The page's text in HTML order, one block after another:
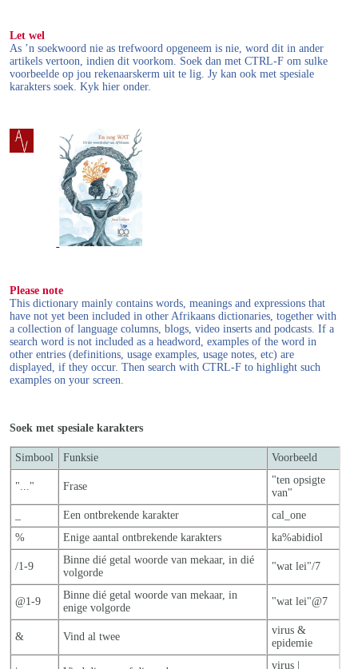
Let wel
As ’n soekwoord nie as trefwoord opgeneem is nie, word dit in ander
artikels vertoon, indien dit voorkom. Soek dan met CTRL-F om sulke
voorbeelde op jou rekenaarskerm uit te lig. Jy kan ook met spesiale
karakters soek. Kyk hier onder.
Please note
This dictionary mainly contains words, meanings and expressions that
have not yet been included in other Afrikaans dictionaries, together with
a collection of language columns, blogs, video inserts and podcasts. If a
search word is not included as a headword, examples of the word in
other entries (definitions, usage examples, usage notes, etc) are
displayed, if they occur. Then search with CTRL-F to highlight such
examples on your screen.
Soek met spesiale karakters
Simbool Funksie Voorbeeld
"..." Frase
"ten opsigte
van"
Een ontbrekende karakter
cal_one
%
Enige aantal ontbrekende karakters ka%abidiol
/1-9
Binne dié getal woorde van mekaar, in dié
volgorde
"wat lei"/7
@1-9
Binne dié getal woorde van mekaar, in
enige volgorde
"wat lei"@7
& Vind al twee
virus &
epidemie
virus |